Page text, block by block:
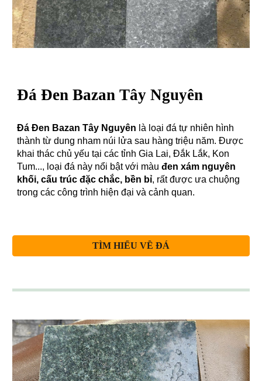
ĐáĐen Bazan Tây Nguyên
Đá Đen Bazan Tây Nguyên là loại đá tự nhiên hình
thành từ dung nham núi lửa sau hàng triệu năm. Được
khai thác chủ yếu tại các tỉnh Gia Lai, Đắk Lắk, Kon
Tum..., loại đá này nổi bật với màuđen xám nguyên
khối, cấu trúc đặc chắc, bền bỉ, rất được ưa chuộng
trong các công trình hiện đại và cảnh quan.
TÌM HIỂU VỀ ĐÁ